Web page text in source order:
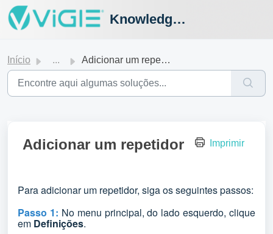
Knowledge Hub
Início ... Adicionar um repetidor
Imprimir
Adicionar um repetidor
Para adicionar um repetidor, siga os seguintes passos:
Passo 1: No menu principal, do lado esquerdo, clique
em Definições.